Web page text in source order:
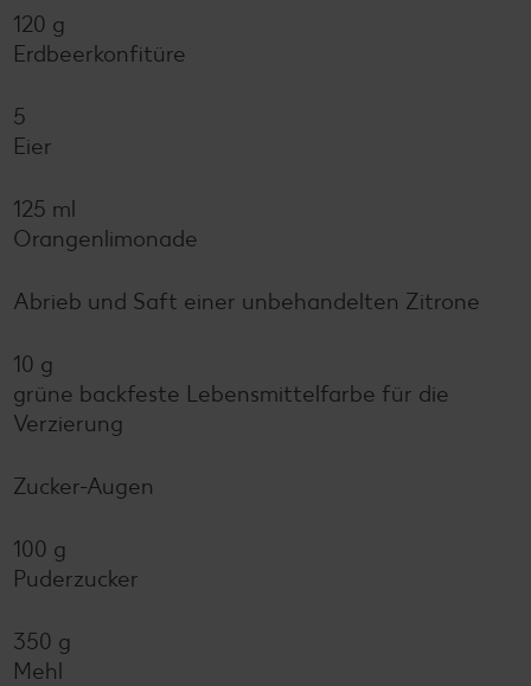
120 g
Erdbeerkonfitüre
5
Eier
125 ml
Orangenlimonade
Abrieb und Saft einer unbehandelten Zitrone
10 g
grüne backfeste Lebensmittelfarbe für die
Verzierung
Zucker-Augen
100 g
Puderzucker
350 g
Mehl